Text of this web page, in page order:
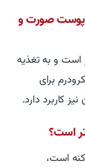
پوست صورت و
و به تغذیه
برای
کاربرد دارد.
است؟
است،